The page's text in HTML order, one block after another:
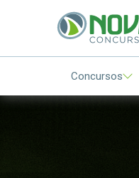
Concursos